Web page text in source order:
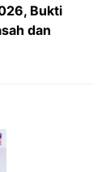
Bukti
dan